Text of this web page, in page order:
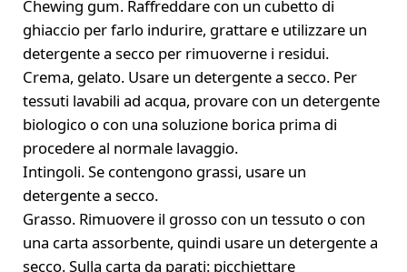
Chewing gum. Raffreddare con un cubetto di
ghiaccio per farlo indurire, grattare e utilizzare un
detergente a secco per rimuoverne i residui.
Crema, gelato. Usare un detergente a secco. Per
tessuti lavabili ad acqua, provare con un detergente
biologico o con una soluzione borica prima di
procedere al normale lavaggio.
Intingoli. Se contengono grassi, usare un
detergente a secco.
Grasso. Rimuovere il grosso con un tessuto o con
una carta assorbente, quindi usare un detergente a
secco. Sulla carta da parati: picchiettare